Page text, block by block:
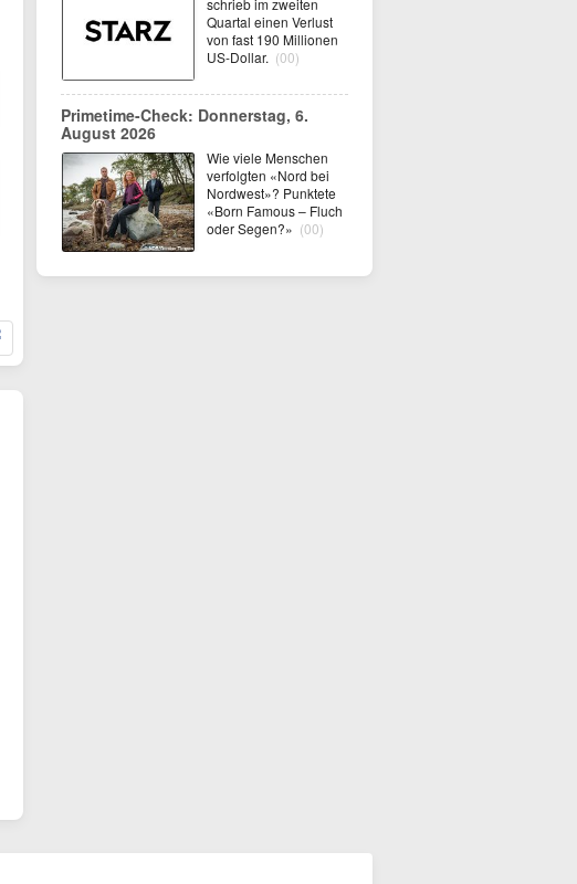
schrieb im zweiten
Quartal einen Verlust
von fast 190 Millionen
US-Dollar. (00)
Primetime-Check: Donnerstag, 6.
August 2026
Wie viele Menschen
verfolgten «Nord bei
Nordwest»? Punktete
«Born Famous – Fluch
oder Segen?» (00)